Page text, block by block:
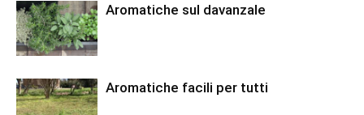
Aromatiche sul davanzale
Aromatiche facili per tutti